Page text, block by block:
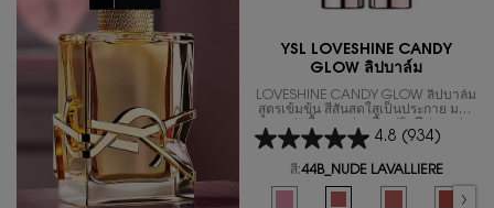
YSL LOVESHINE CANDY
GLOW ลิปบาล์ม
LOVESHINE CANDY GLOW ลิปบาล์ม
สูตรเข้มข้น สีสันสดใสเป็นประกาย มอบ
ล้ำลึก แลดูสุขภาพดีตลอดทั้งวัน
4.8 (934)
สี:44B_NUDE LAVALLIERE
for YSL LOVESHINE
1B_PINK SUNRISE color for YSL
44B_NUDE